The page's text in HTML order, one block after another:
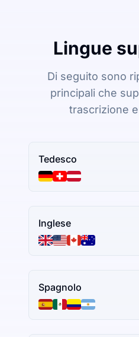
Lingue
Di seguito sono
principali che
trascrizione
Tedesco
Inglese
Spagnolo